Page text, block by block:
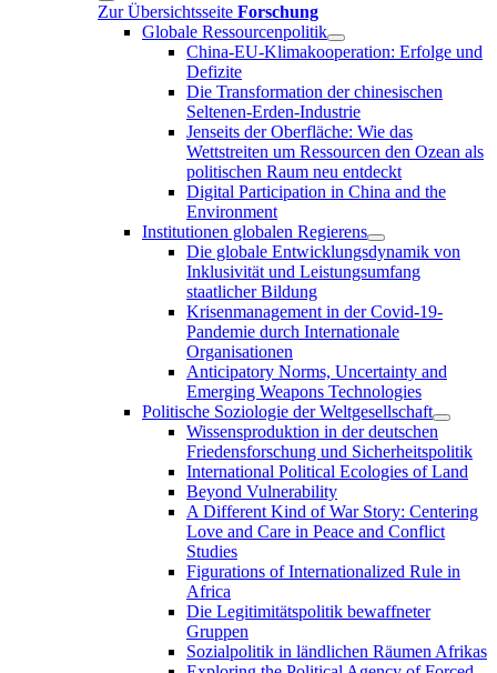
Zur Übersichtsseite Forschung
Globale Ressourcenpolitik
China-EU-Klimakooperation: Erfolge und
Defizite
Die Transformation der chinesischen
Seltenen-Erden-Industrie
Jenseits der Oberfläche: Wie das
Wettstreiten um Ressourcen den Ozean als
politischen Raum neu entdeckt
Digital Participation in China and the
Environment
Institutionen globalen Regierens
Die globale Entwicklungsdynamik von
Inklusivität und Leistungsumfang
staatlicher Bildung
Krisenmanagement in der Covid-19-
Pandemie durch Internationale
Organisationen
Anticipatory Norms, Uncertainty and
Emerging Weapons Technologies
Politische Soziologie der Weltgesellschaft
Wissensproduktion in der deutschen
Friedensforschung und Sicherheitspolitik
International Political Ecologies of Land
Beyond Vulnerability
A Different Kind of War Story: Centering
Love and Care in Peace and Conflict
Studies
Figurations of Internationalized Rule in
Africa
Die Legitimitätspolitik bewaffneter
Gruppen
Sozialpolitik in ländlichen Räumen Afrikas